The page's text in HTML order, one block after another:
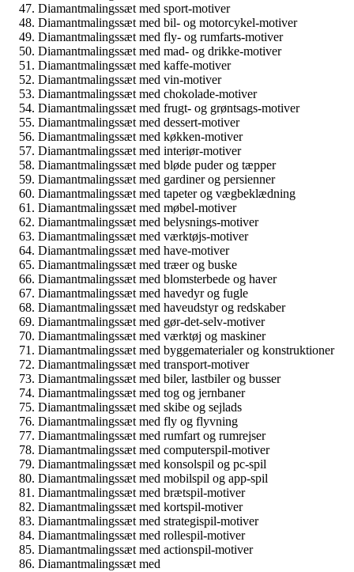
Diamantmalingssæt med sport-motiver
Diamantmalingssæt med bil- og motorcykel-motiver
Diamantmalingssæt med fly- og rumfarts-motiver
Diamantmalingssæt med mad- og drikke-motiver
Diamantmalingssæt med kaffe-motiver
Diamantmalingssæt med vin-motiver
Diamantmalingssæt med chokolade-motiver
Diamantmalingssæt med frugt- og grøntsags-motiver
Diamantmalingssæt med dessert-motiver
Diamantmalingssæt med køkken-motiver
Diamantmalingssæt med interiør-motiver
Diamantmalingssæt med bløde puder og tæpper
Diamantmalingssæt med gardiner og persienner
Diamantmalingssæt med tapeter og vægbeklædning
Diamantmalingssæt med møbel-motiver
Diamantmalingssæt med belysnings-motiver
Diamantmalingssæt med værktøjs-motiver
Diamantmalingssæt med have-motiver
Diamantmalingssæt med træer og buske
Diamantmalingssæt med blomsterbede og haver
Diamantmalingssæt med havedyr og fugle
Diamantmalingssæt med haveudstyr og redskaber
Diamantmalingssæt med gør-det-selv-motiver
Diamantmalingssæt med værktøj og maskiner
Diamantmalingssæt med byggematerialer og konstruktioner
Diamantmalingssæt med transport-motiver
Diamantmalingssæt med biler, lastbiler og busser
Diamantmalingssæt med tog og jernbaner
Diamantmalingssæt med skibe og sejlads
Diamantmalingssæt med fly og flyvning
Diamantmalingssæt med rumfart og rumrejser
Diamantmalingssæt med computerspil-motiver
Diamantmalingssæt med konsolspil og pc-spil
Diamantmalingssæt med mobilspil og app-spil
Diamantmalingssæt med brætspil-motiver
Diamantmalingssæt med kortspil-motiver
Diamantmalingssæt med strategispil-motiver
Diamantmalingssæt med rollespil-motiver
Diamantmalingssæt med actionspil-motiver
Diamantmalingssæt med